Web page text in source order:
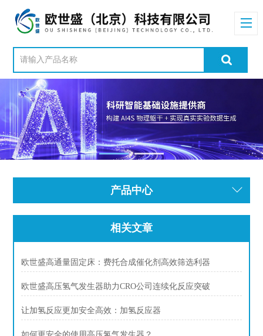
产品中心
相关文章
欧世盛高通量固定床：费托合成催化剂高效筛选利器
欧世盛高压氢气发生器助力CRO公司连续化反应突破
让加氢反应更加安全高效：加氢反应器